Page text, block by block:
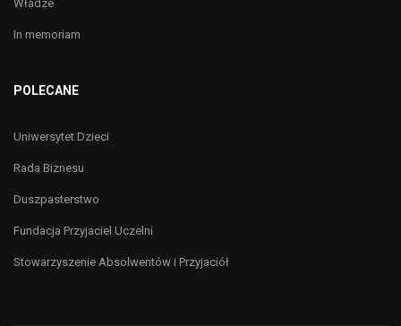
Władze
In memoriam
POLECANE
Uniwersytet Dzieci
Rada Biznesu
Duszpasterstwo
Fundacja Przyjaciel Uczelni
Stowarzyszenie Absolwentów i Przyjaciół